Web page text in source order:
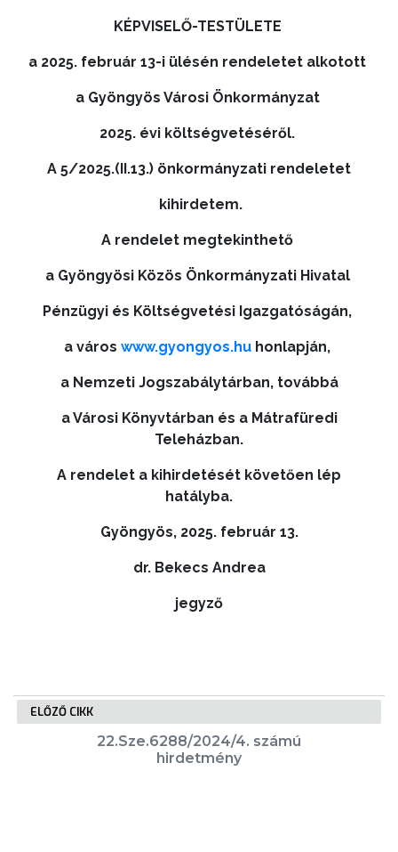
KVÍZ
VÁROS
PÉNZÜGYEI
KÖLTSÉGVETÉSI
FEJLESZTÉSEK
KÖRNYEZETVÉDELEM
KÉPVISELŐ-TESTÜLETE
a 2025. február 13-i ülésén rendeletet alkotott
a Gyöngyös Városi Önkormányzat
2025. évi költségvetéséről.
A 5/2025.(II.13.) önkormányzati rendeletet
kihirdetem.
A rendelet megtekinthető
a Gyöngyösi Közös Önkormányzati Hivatal
Pénzügyi és Költségvetési Igazgatóságán,
a város www.gyongyos.hu honlapján,
a Nemzeti Jogszabálytárban, továbbá
a Városi Könyvtárban és a Mátrafüredi
Teleházban.
A rendelet a kihirdetését követően lép
hatályba.
Gyöngyös, 2025. február 13.
dr. Bekecs Andrea
jegyző
ELŐZŐ CIKK
22.Sze.6288/2024/4. számú
hirdetmény